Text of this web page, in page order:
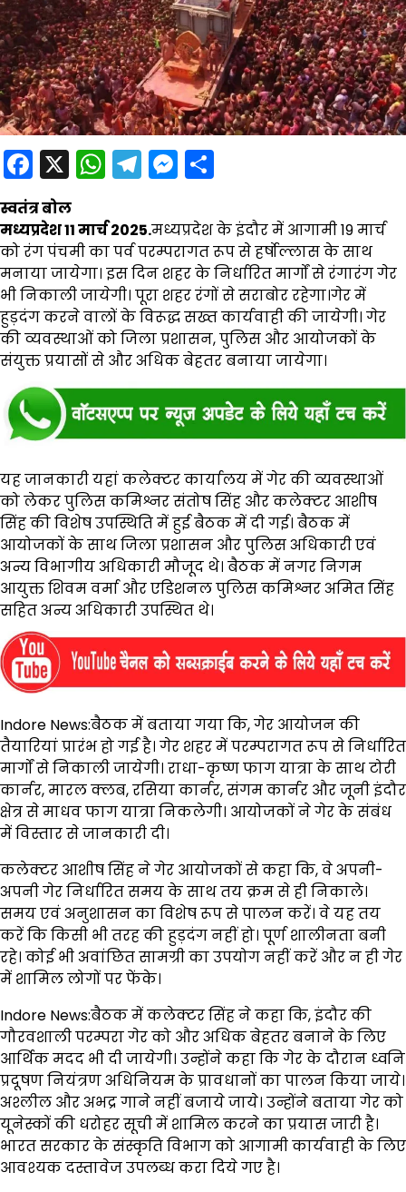
Facebook
X WhatsApp
Telegram
Messenger
स्वतंत्र बोल
मध्यप्रदेश 11 मार्च 2025.मध्यप्रदेश के इंदौर में आगामी 19 मार्च
को रंग पंचमी का पर्व परम्परागत रूप से हर्षोल्लास के साथ
मनाया जायेगा। इस दिन शहर के निर्धारित मार्गों से रंगारंग गेर
भी निकाली जायेगी। पूरा शहर रंगों से सराबोर रहेगा।गेर में
हुड़दंग करने वालों के विरूद्ध सख्त कार्यवाही की जायेगी। गेर
की व्यवस्थाओं को जिला प्रशासन, पुलिस और आयोजकों के
संयुक्त प्रयासों से और अधिक बेहतर बनाया जायेगा।
यह जानकारी यहां कलेक्टर कार्यालय में गेर की व्यवस्थाओं
को लेकर पुलिस कमिश्नर संतोष सिंह और कलेक्टर आशीष
सिंह की विशेष उपस्थिति में हुई बैठक में दी गई। बैठक में
आयोजकों के साथ जिला प्रशासन और पुलिस अधिकारी एवं
अन्य विभागीय अधिकारी मौजूद थे। बैठक में नगर निगम
आयुक्त शिवम वर्मा और एडिशनल पुलिस कमिश्नर अमित सिंह
सहित अन्य अधिकारी उपस्थित थे।
Indore News:बैठक में बताया गया कि, गेर आयोजन की
तैयारियां प्रारंभ हो गई है। गेर शहर में परम्परागत रूप से निर्धारित
मार्गों से निकाली जायेगी। राधा-कृष्ण फाग यात्रा के साथ टोरी
कार्नर, मारल क्लब, रसिया कार्नर, संगम कार्नर और जूनी इंदौर
क्षेत्र से माधव फाग यात्रा निकलेगी। आयोजकों ने गेर के संबंध
में विस्तार से जानकारी दी।
कलेक्टर आशीष सिंह ने गेर आयोजकों से कहा कि, वे अपनी-
अपनी गेर निर्धारित समय के साथ तय क्रम से ही निकाले।
समय एवं अनुशासन का विशेष रूप से पालन करें। वे यह तय
करें कि किसी भी तरह की हुड़दंग नहीं हो। पूर्ण शालीनता बनी
रहे। कोई भी अवांछित सामग्री का उपयोग नहीं करें और न ही गेर
में शामिल लोगों पर फेंके।
Indore News:बैठक में कलेक्टर सिंह ने कहा कि, इंदौर की
गौरवशाली परम्परा गेर को और अधिक बेहतर बनाने के लिए
आर्थिक मदद भी दी जायेगी। उन्होंने कहा कि गेर के दौरान ध्वनि
प्रदूषण नियंत्रण अधिनियम के प्रावधानों का पालन किया जाये।
अश्लील और अभद्र गाने नहीं बजाये जाये। उन्होंने बताया गेर को
यूनेस्कों की धरोहर सूची में शामिल करने का प्रयास जारी है।
भारत सरकार के संस्कृति विभाग को आगामी कार्यवाही के लिए
आवश्यक दस्तावेज उपलब्ध करा दिये गए है।